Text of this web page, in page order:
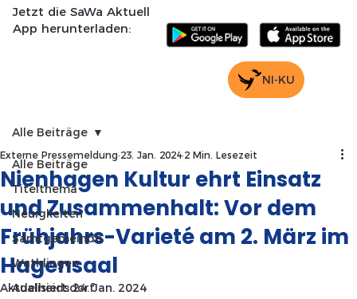
Jetzt die SaWa Aktuell
App herunterladen:
NI-KU
Alle Beiträge
Titelthema
Neuigkeiten
Samtgemeinde
Wathlingen
Adelheidsdorf
Alle Beiträge
Nienhagen Kultur ehrt Einsatz
und Zusammenhalt: Vor dem
Frühjahrs-Varieté am 2. März im
Hagensaal
Externe Pressemeldung 23. Jan. 2024 2 Min. Lesezeit
Aktualisiert:24. Jan. 2024